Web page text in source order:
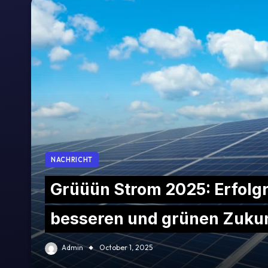
NACHRICHT
Grüüün Strom 2025:
besseren und grünen
Admin October 1, 2025